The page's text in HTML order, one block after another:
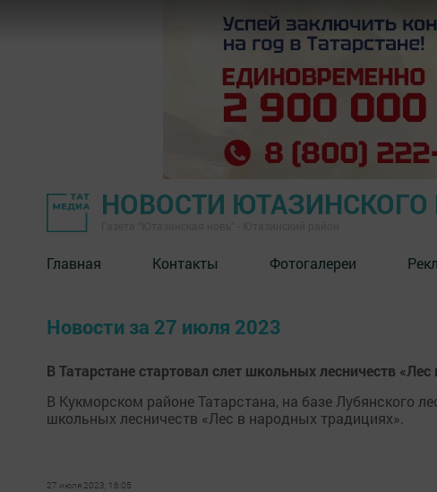
НОВОСТИ ЮТАЗИНСКОГО
Главная Контакты Фотогалереи
Новости за 27 июля 2023
В Татарстане стартовал слет школьных лесничеств
В Кукморском районе Татарстана, на базе Лубянского
школьных лесничеств «Лес в народных традициях».
27 июля 2023, 16:05